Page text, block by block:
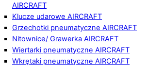
AIRCRAFT
Klucze udarowe AIRCRAFT
Grzechotki pneumatyczne AIRCRAFT
Nitownice/ Grawerka AIRCRAFT
Wiertarki pneumatyczne AIRCRAFT
Wkrętaki pneumatyczne AIRCRAFT